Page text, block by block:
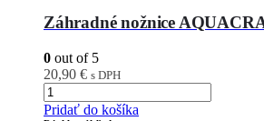
Záhradné nožnice
0 out of 5
20,90 € s DPH
Pridať do košíka